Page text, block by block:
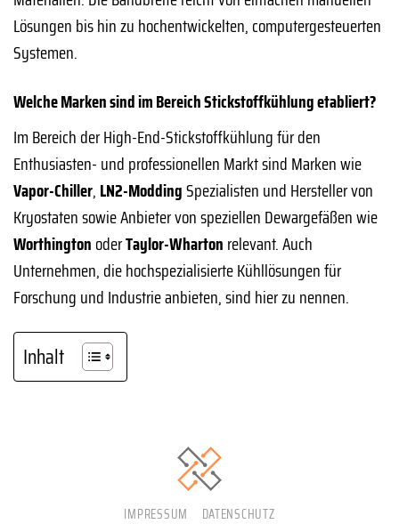
Lösungen bis hin zu hochentwickelten, computergesteuerten
Systemen.
Welche Marken sind im Bereich Stickstoffkühlung etabliert?
Im Bereich der High-End-Stickstoffkühlung für den
Enthusiasten- und professionellen Markt sind Marken wie
Vapor-Chiller, LN2-ModdingSpezialisten und Hersteller von
Kryostaten sowie Anbieter von speziellen Dewargefäßen wie
Worthington oderTaylor-Wharton relevant. Auch
Unternehmen, die hochspezialisierte Kühllösungen für
Forschung und Industrie anbieten, sind hier zu nennen.
Inhalt
IMPRESSUM DATENSCHUTZ